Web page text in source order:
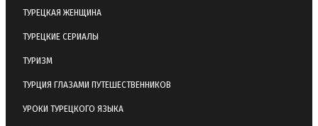
ТУРЕЦКАЯ ЖЕНЩИНА
ТУРЕЦКИЕ СЕРИАЛЫ
ТУРИЗМ
ТУРЦИЯ ГЛАЗАМИ ПУТЕШЕСТВЕННИКОВ
УРОКИ ТУРЕЦКОГО ЯЗЫКА